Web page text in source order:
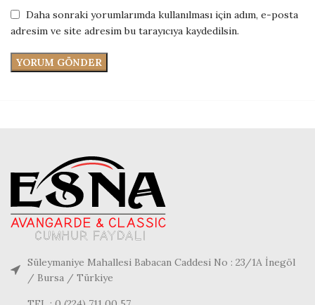
Daha sonraki yorumlarımda kullanılması için adım, e-posta
adresim ve site adresim bu tarayıcıya kaydedilsin.
Süleymaniye Mahallesi Babacan Caddesi No : 23/1A İnegöl
/ Bursa / Türkiye